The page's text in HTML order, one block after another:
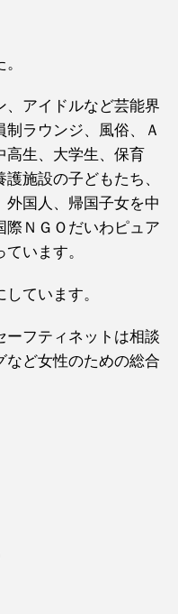
、アイドルなど芸能界
ラウンジ、風俗、Ａ
高生、大学生、保育
施設の子どもたち、
外国人、帰国子女を中
際ＮＧＯだいわピュア
います。
ています。
ーフティネットは相談
など女性のための総合